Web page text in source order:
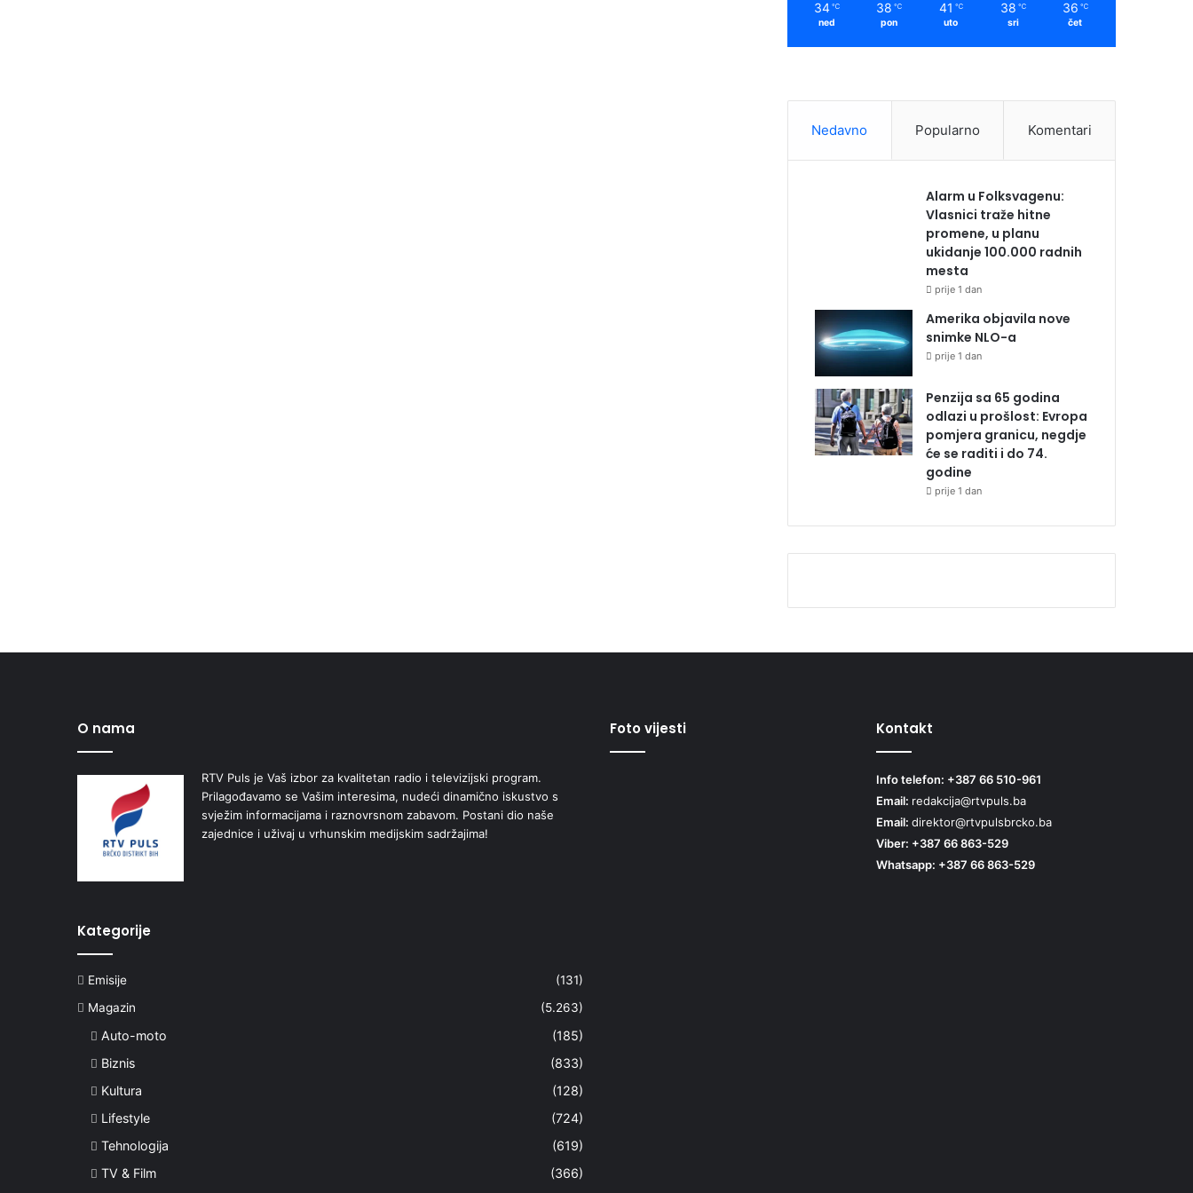
34 ℃
ned
38 ℃
pon
41 ℃
uto
38 ℃
sri
36 ℃
čet
Nedavno Popularno Komentari
Alarm u Folksvagenu:
Vlasnici traže hitne
promene, u planu
ukidanje 100.000 radnih
mesta
prije 1 dan
Amerika objavila nove
snimke NLO-a
prije 1 dan
Penzija sa 65 godina
odlazi u prošlost: Evropa
pomjera granicu, negdje
će se raditi i do 74.
godine
prije 1 dan
O nama
RTV Puls je Vaš izbor za kvalitetan radio i televizijski program.
Prilagođavamo se Vašim interesima, nudeći dinamično iskustvo s
svježim informacijama i raznovrsnom zabavom. Postani dio naše
zajednice i uživaj u vrhunskim medijskim sadržajima!
Kategorije
Emisije
(131)
Magazin
(5.263)
Auto-moto
(185)
Biznis
(833)
Kultura
(128)
Lifestyle
(724)
Tehnologija
(619)
TV & Film
(366)
Foto vijesti Kontakt
Info telefon: +387 66 510-961
Email: redakcija@rtvpuls.ba
Email: direktor@rtvpulsbrcko.ba
Viber: +387 66 863-529
Whatsapp: +387 66 863-529